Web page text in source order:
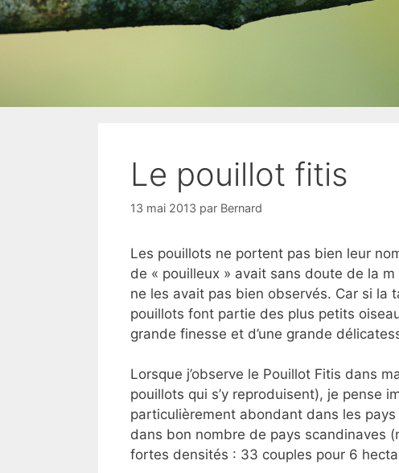
Le pouillot fitis
13 mai 2013 par Bernard
Les pouillots ne portent pas bien leur
de « pouilleux » avait sans doute de la
ne les avait pas bien observés. Car si la
pouillots font partie des plus petits
grande finesse et d’une grande
Lorsque j’observe le Pouillot Fitis dans
pouillots qui s’y reproduisent), je pense
particulièrement abondant dans les pays
dans bon nombre de pays scandinaves
fortes densités : 33 couples pour 6